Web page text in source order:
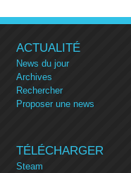
ACTUALITÉ
News du jour
Archives
Rechercher
Proposer une news
TÉLÉCHARGER
Steam